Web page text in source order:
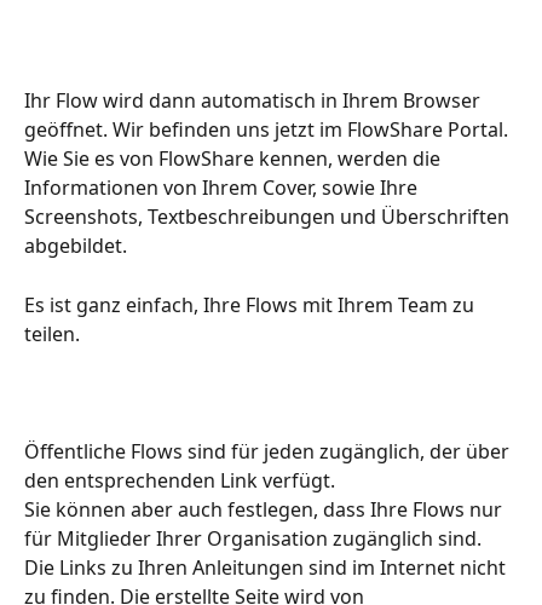
Ihr Flow wird dann automatisch in Ihrem Browser
geöffnet. Wir befinden uns jetzt im FlowShare Portal.
Wie Sie es von FlowShare kennen, werden die
Informationen von Ihrem Cover, sowie Ihre
Screenshots, Textbeschreibungen und Überschriften
abgebildet.
Es ist ganz einfach, Ihre Flows mit Ihrem Team zu
teilen.
Öffentliche Flows sind für jeden zugänglich, der über
den entsprechenden Link verfügt.
Sie können aber auch festlegen, dass Ihre Flows nur
für Mitglieder Ihrer Organisation zugänglich sind.
Die Links zu Ihren Anleitungen sind im Internet nicht
zu finden. Die erstellte Seite wird von